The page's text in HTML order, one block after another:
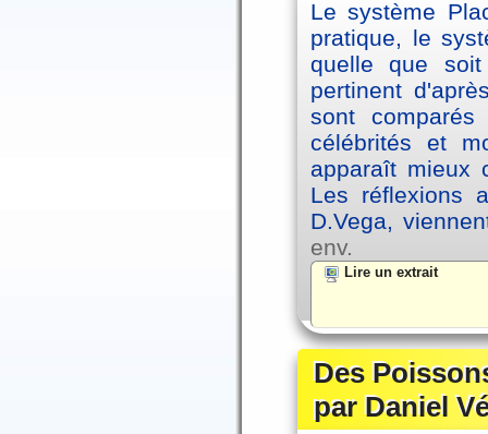
Le système
pratique, le
quelle que
pertinent
sont
célébrités et
apparaît mieux
Les réflexions
D.Vega,
env.
Lire un extrait
Des
par Daniel